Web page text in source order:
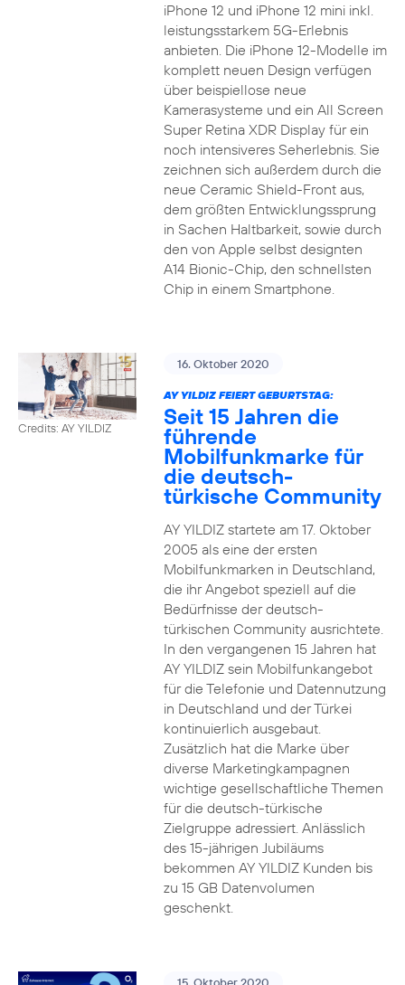
iPhone 12 und iPhone 12 mini inkl.
leistungsstarkem 5G-Erlebnis
anbieten. Die iPhone 12-Modelle im
komplett neuen Design verfügen
über beispiellose neue
Kamerasysteme und ein All Screen
Super Retina XDR Display für ein
noch intensiveres Seherlebnis. Sie
zeichnen sich außerdem durch die
neue Ceramic Shield-Front aus,
dem größten Entwicklungssprung
in Sachen Haltbarkeit, sowie durch
den von Apple selbst designten
A14 Bionic-Chip, den schnellsten
Chip in einem Smartphone.
Credits: AY YILDIZ
16. Oktober 2020
AY YILDIZ FEIERT GEBURTSTAG:
Seit 15 Jahren die
führende
Mobilfunkmarke für
die deutsch-
türkische Community
AY YILDIZ startete am 17. Oktober
2005 als eine der ersten
Mobilfunkmarken in Deutschland,
die ihr Angebot speziell auf die
Bedürfnisse der deutsch-
türkischen Community ausrichtete.
In den vergangenen 15 Jahren hat
AY YILDIZ sein Mobilfunkangebot
für die Telefonie und Datennutzung
in Deutschland und der Türkei
kontinuierlich ausgebaut.
Zusätzlich hat die Marke über
diverse Marketingkampagnen
wichtige gesellschaftliche Themen
für die deutsch-türkische
Zielgruppe adressiert. Anlässlich
des 15-jährigen Jubiläums
bekommen AY YILDIZ Kunden bis
zu 15 GB Datenvolumen
geschenkt.